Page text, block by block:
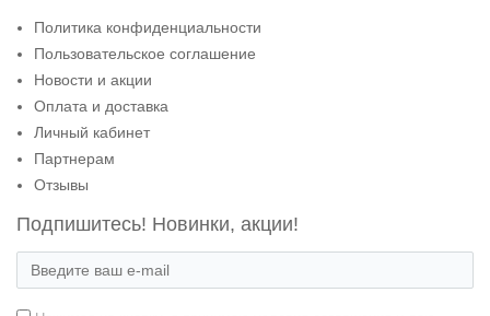
Политика конфиденциальности
Пользовательское соглашение
Новости и акции
Оплата и доставка
Личный кабинет
Партнерам
Отзывы
Подпишитесь! Новинки, акции!